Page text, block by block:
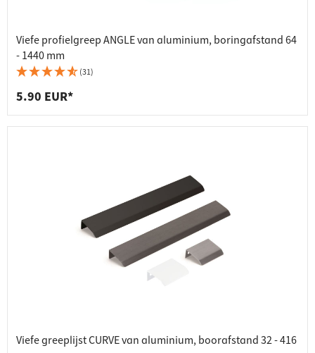
Viefe profielgreep ANGLE van aluminium, boringafstand 64
- 1440 mm
(31)
5.90 EUR*
Viefe greeplijst CURVE van aluminium, boorafstand 32 - 416